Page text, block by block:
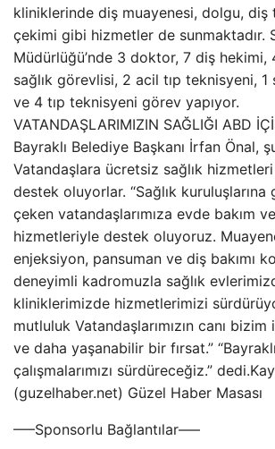
kliniklerinde diş muayenesi, dolgu,
çekimi gibi hizmetler de sunmaktadır.
Müdürlüğü’nde 3 doktor, 7 diş hekimi,
sağlık görevlisi, 2 acil tıp teknisyeni, 1
ve 4 tıp teknisyeni görev yapıyor.
VATANDAŞLARIMIZIN SAĞLIĞI ABD
Bayraklı Belediye Başkanı İrfan Önal,
Vatandaşlara ücretsiz sağlık
destek oluyorlar. “Sağlık
çeken vatandaşlarımıza evde bakım
hizmetleriyle destek oluyoruz.
enjeksiyon, pansuman ve diş bakımı
deneyimli kadromuzla sağlık
kliniklerimizde hizmetlerimizi
mutluluk Vatandaşlarımızın canı
ve daha yaşanabilir bir fırsat.”
çalışmalarımızı sürdüreceğiz.”
(guzelhaber.net) Güzel Haber Masası
—–Sponsorlu Bağlantılar—–